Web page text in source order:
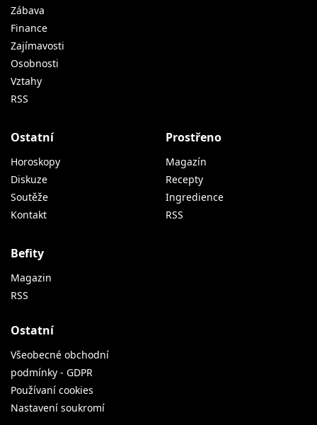
Zábava
Finance
Zajímavosti
Osobnosti
Vztahy
RSS
Ostatní
Horoskopy
Diskuze
Soutěže
Kontakt
Prostřeno
Magazín
Recepty
Ingredience
RSS
Befity
Magazin
RSS
Ostatní
Všeobecné obchodní
podmínky - GDPR
Používaní cookies
Nastavení soukromí